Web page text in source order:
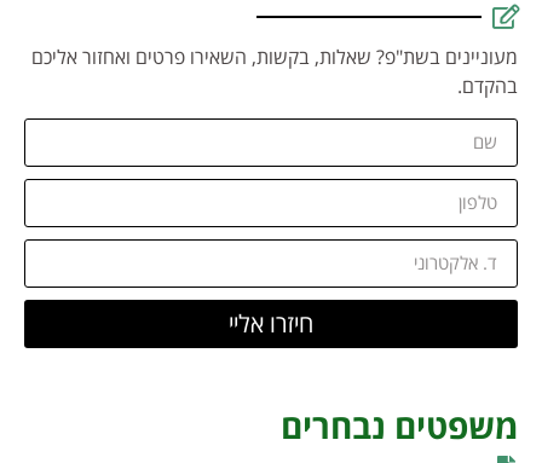
מעוניינים בשת"פ? שאלות, בקשות, השאירו פרטים ואחזור אליכם
בהקדם.
חיזרו אליי
משפטים נבחרים